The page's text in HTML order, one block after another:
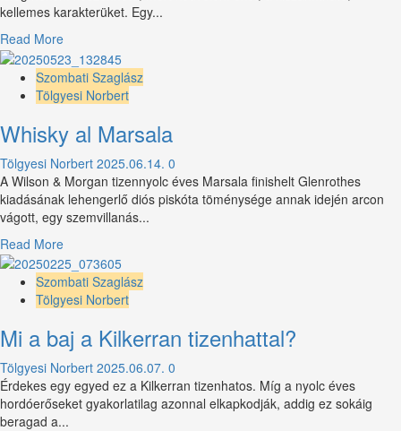
kellemes karakterüket. Egy...
Read MoreRead
more
about
Hétköznapi
csalódások
–
egy
kifogyhatatlan
mesepalack
Szombati Szaglász
Tölgyesi Norbert
Whisky al Marsala
Tölgyesi Norbert 2025.06.14. 0
A Wilson & Morgan tizennyolc éves Marsala finishelt Glenrothes
kiadásának lehengerlő diós piskóta töménysége annak idején arcon
vágott, egy szemvillanás...
Read MoreRead
more
about
Whisky
al
Marsala
Szombati Szaglász
Tölgyesi Norbert
Mi a baj a Kilkerran tizenhattal?
Tölgyesi Norbert 2025.06.07. 0
Érdekes egy egyed ez a Kilkerran tizenhatos. Míg a nyolc éves
hordóerőseket gyakorlatilag azonnal elkapkodják, addig ez sokáig
beragad a...